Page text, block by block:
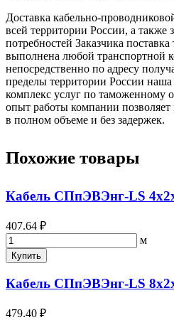
Доставка кабельно-
всей территории России, а также
потребностей Заказчика
выполнена любой транспортной
непосредственно по адресу
пределы территории России наша
комплекс услуг по
опыт работы компании позволяет
в полном объеме и без задержек.
Похожие товары
Кабель СПпЭВЭнг-LS
407.64 ₽
м
Купить
Кабель СПпЭВЭнг-LS
479.40 ₽